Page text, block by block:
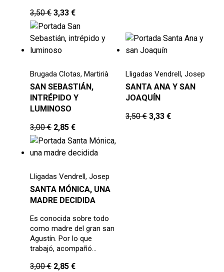
3,50€ 3,33 €
Brugada Clotas, Martirià
SAN SEBASTIÁN,
INTRÉPIDO Y
LUMINOSO
3,00€ 2,85 €
Lligadas Vendrell, Josep
SANTA ANA Y SAN
JOAQUÍN
3,50€ 3,33€
Lligadas Vendrell, Josep
SANTA MÓNICA, UNA
MADRE DECIDIDA
Es conocida sobre todo
como madre del gran san
Agustín. Por lo que
trabajó, acompañó…
3,00€ 2,85 €